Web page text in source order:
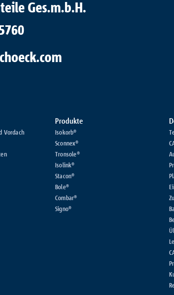
Ges.m.b.H.
Vordach
Produkte
Isokorb®
Sconnex®
Tronsole®
Isolink®
Stacon®
Bole®
Combar®
Signo®